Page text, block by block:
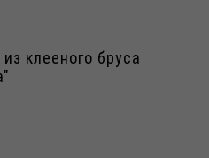
клееного бруса